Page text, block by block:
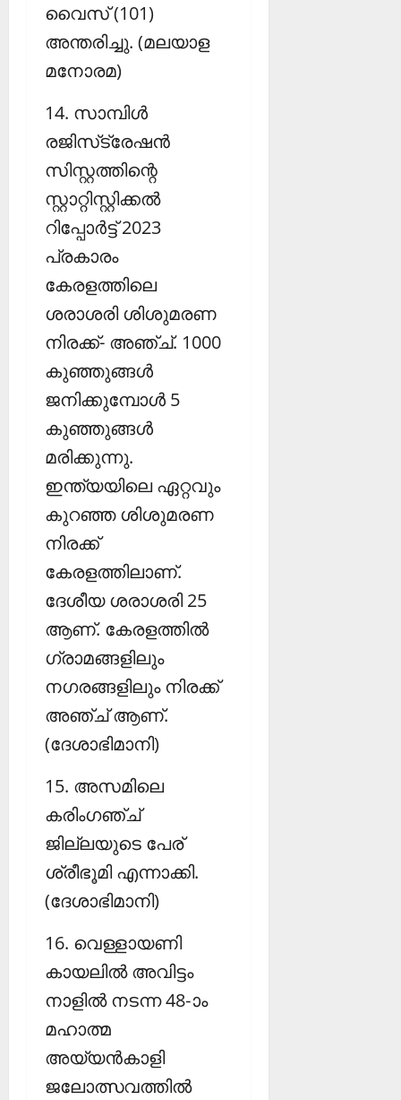
വൈസ് (101)
അന്തരിച്ചു. (മലയാള
മനോരമ)
14. സാമ്പിള്‍
രജിസ്‌ട്രേഷന്‍
സിസ്റ്റത്തിന്റെ
സ്റ്റാറ്റിസ്റ്റിക്കല്‍
റിപ്പോര്‍ട്ട് 2023
പ്രകാരം
കേരളത്തിലെ
ശരാശരി ശിശുമരണ
നിരക്ക്- അഞ്ച്. 1000
കുഞ്ഞുങ്ങള്‍
ജനിക്കുമ്പോള്‍ 5
കുഞ്ഞുങ്ങള്‍
മരിക്കുന്നു.
ഇന്ത്യയിലെ ഏറ്റവും
കുറഞ്ഞ ശിശുമരണ
നിരക്ക്
കേരളത്തിലാണ്.
ദേശീയ ശരാശരി 25
ആണ്. കേരളത്തില്‍
ഗ്രാമങ്ങളിലും
നഗരങ്ങളിലും നിരക്ക്
അഞ്ച് ആണ്.
(ദേശാഭിമാനി)
15. അസമിലെ
കരിംഗഞ്ച്
ജില്ലയുടെ പേര്
ശ്രീഭൂമി എന്നാക്കി.
(ദേശാഭിമാനി)
16. വെള്ളായണി
കായലില്‍ അവിട്ടം
നാളില്‍ നടന്ന 48-ാം
മഹാത്മ
അയ്യന്‍കാളി
ജലോത്സവത്തില്‍